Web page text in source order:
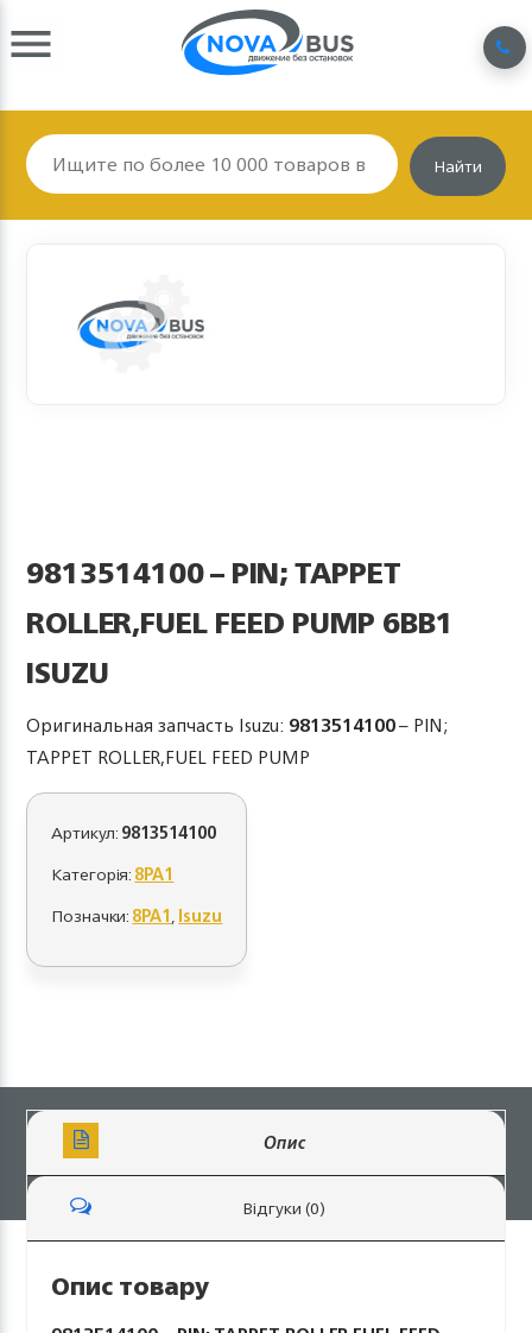
Найти
9813514100 – PIN; TAPPET
ROLLER,FUEL FEED PUMP 6BB1
ISUZU
Оригинальная запчасть Isuzu: 9813514100– PIN;
TAPPET ROLLER,FUEL FEED PUMP
Артикул:9813514100
Категорія:8PA1
Позначки:8PA1,Isuzu
Опис
Відгуки (0)
Опис товару